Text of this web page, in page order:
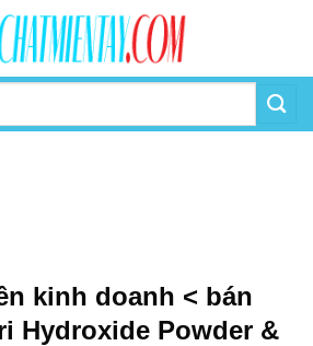
kinh doanh < bán
Hydroxide Powder &